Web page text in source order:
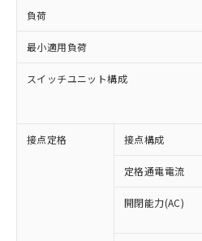
負荷
最小適用負荷
スイッチユニット構成
接点定格 接点構成
定格通電電流
開閉能力(AC)
※1 対応状況
対応済み：EU RoHS
非含有に対応した製品
対応予定：EU RoHS指